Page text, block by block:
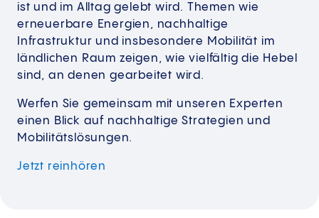
ist und im Alltag gelebt wird. Themen wie
erneuerbare Energien, nachhaltige
Infrastruktur und insbesondere Mobilität im
ländlichen Raum zeigen, wie vielfältig die Hebel
sind, an denen gearbeitet wird.
Werfen Sie gemeinsam mit unseren Experten
einen Blick auf nachhaltige Strategien und
Mobilitätslösungen.
Jetzt reinhören